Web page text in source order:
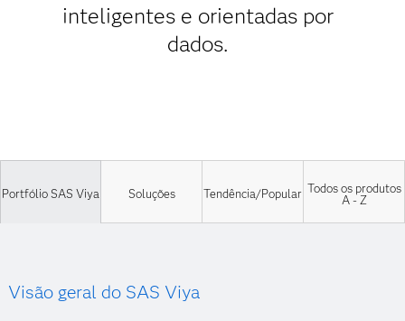
inteligentes e orientadas por
dados.
Portfólio SAS Viya Soluções Tendência/Popular Todos os produtos
A - Z
Visão geral do SAS Viya